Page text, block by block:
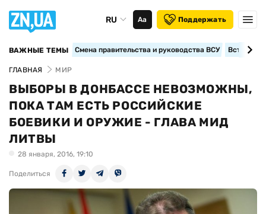
RU Аа Поддержать
ВАЖНЫЕ ТЕМЫ Смена правительства и руководства ВСУ
ГЛАВНАЯ МИР
ВЫБОРЫ В ДОНБАССЕ НЕВОЗМОЖНЫ,
ПОКА ТАМ ЕСТЬ РОССИЙСКИЕ
БОЕВИКИ И ОРУЖИЕ - ГЛАВА МИД
ЛИТВЫ
28 января, 2016, 19:10
Поделиться